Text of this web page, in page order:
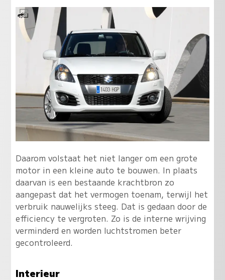
Daarom volstaat het niet langer om een grote
motor in een kleine auto te bouwen. In plaats
daarvan is een bestaande krachtbron zo
aangepast dat het vermogen toenam, terwijl het
verbruik nauwelijks steeg. Dat is gedaan door de
efficiency te vergroten. Zo is de interne wrijving
verminderd en worden luchtstromen beter
gecontroleerd.
Interieur